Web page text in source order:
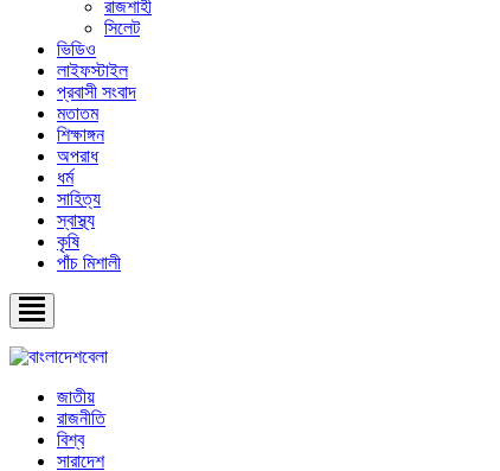
রাজশাহী
সিলেট
ভিডিও
লাইফস্টাইল
প্রবাসী সংবাদ
মতাতম
শিক্ষাঙ্গন
অপরাধ
ধর্ম
সাহিত্য
স্বাস্থ্য
কৃষি
পাঁচ মিশালী
জাতীয়
রাজনীতি
বিশ্ব
সারাদেশ